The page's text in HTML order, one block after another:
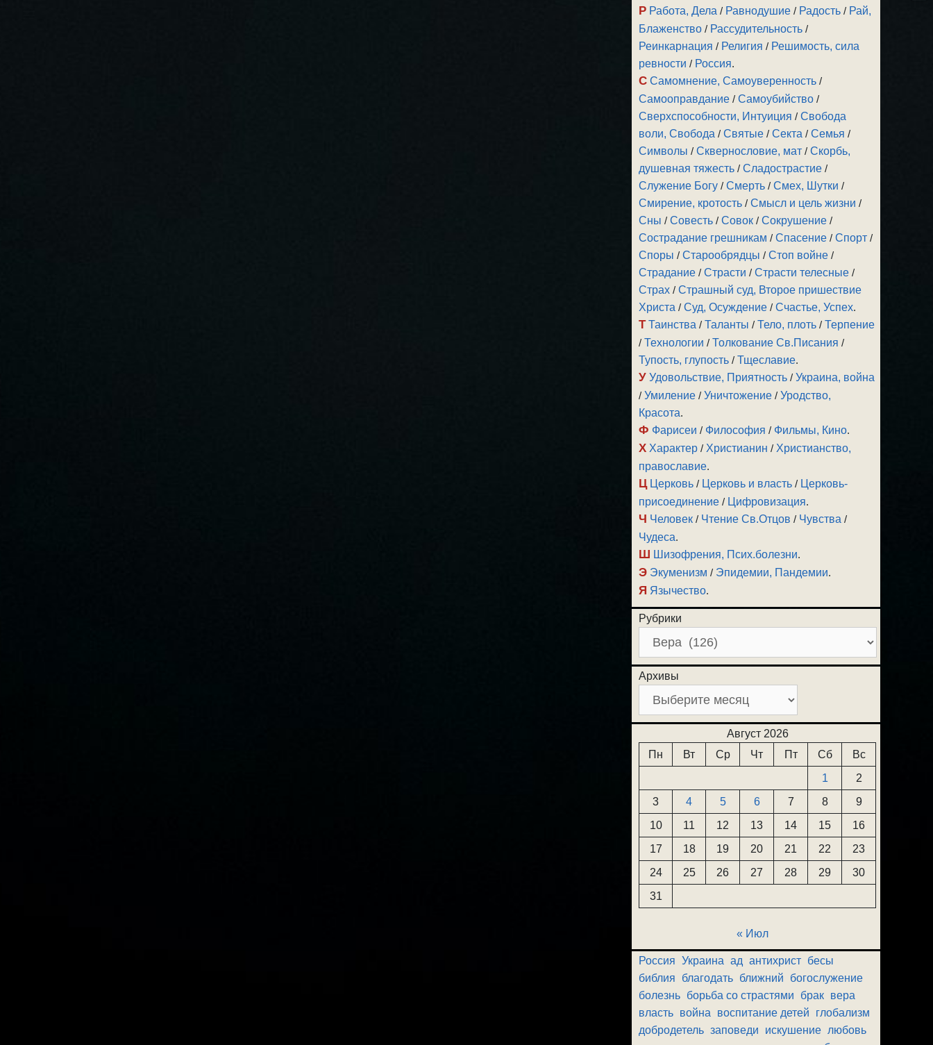
Р Работа, Дела / Равнодушие / Радость / Рай,
Блаженство / Рассудительность /
Реинкарнация / Религия / Решимость, сила
ревности / Россия.
С Самомнение, Самоуверенность /
Самооправдание /Самоубийство /
Сверхспособности, Интуиция /Свобода
воли, Свобода /Святые /Секта /Семья /
Символы /Сквернословие, мат /Скорбь,
душевная тяжесть /Сладострастие /
Служение Богу /Смерть /Смех, Шутки /
Смирение, кротость /Смысл и цель жизни /
Сны /Совесть /Совок /Сокрушение /
Сострадание грешникам /Спасение /Спорт /
Споры /Старообрядцы /Стоп войне /
Страдание /Страсти /Страсти телесные /
Страх /Страшный суд, Второе пришествие
Христа /Суд, Осуждение /Счастье, Успех.
Т Таинства /Таланты /Тело, плоть /Терпение
/Технологии /Толкование Св.Писания /
Тупость, глупость /Тщеславие.
У Удовольствие, Приятность /Украина, война
/Умиление /Уничтожение /Уродство,
Красота.
Ф Фарисеи / Философия / Фильмы, Кино.
Х Характер / Христианин / Христианство,
православие.
Ц Церковь / Церковь и власть / Церковь-
присоединение / Цифровизация.
Ч Человек / Чтение Св.Отцов / Чувства /
Чудеса.
Ш Шизофрения, Псих.болезни.
Э Экуменизм / Эпидемии, Пандемии.
Я Язычество.
Рубрики
Архивы
Август 2026
Пн
Вт Ср Чт Пт Сб
Вс
1
2
3
4 5 6 7 8
9
10
11 12 13 14 15
16
17
18 19 20 21 22
23
24
25 26 27 28 29
30
31
« Июл
Россия Украина ад антихрист бесы
библия
благодать ближний
богослужение
болезнь борьба со страстями брак вера
власть война воспитание детей
глобализм
добродетель заповеди искушение любовь